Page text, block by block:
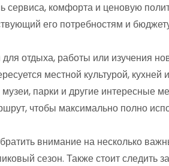
комфорта и ценовую
его потребностям и
отдыха, работы или изучения
местной культурой,
парки и другие интересные
чтобы максимально полно
внимание на несколько
сезон. Также стоит следить